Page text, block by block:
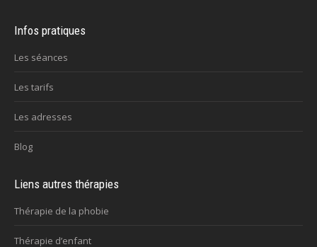
Infos pratiques
Les séances
Les tarifs
Les adresses
Blog
Liens autres thérapies
Thérapie de la phobie
Thérapie d’enfant